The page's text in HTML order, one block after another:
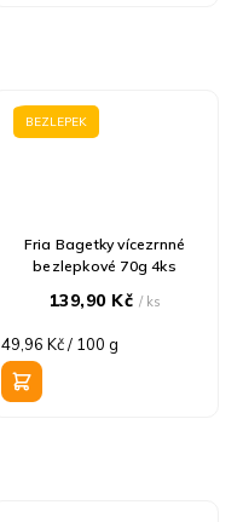
BEZLEPEK
Fria Bagetky vícezrnné
bezlepkové 70g 4ks
139,90 Kč / ks
Měrná
cena:
49,96 Kč / 100 g